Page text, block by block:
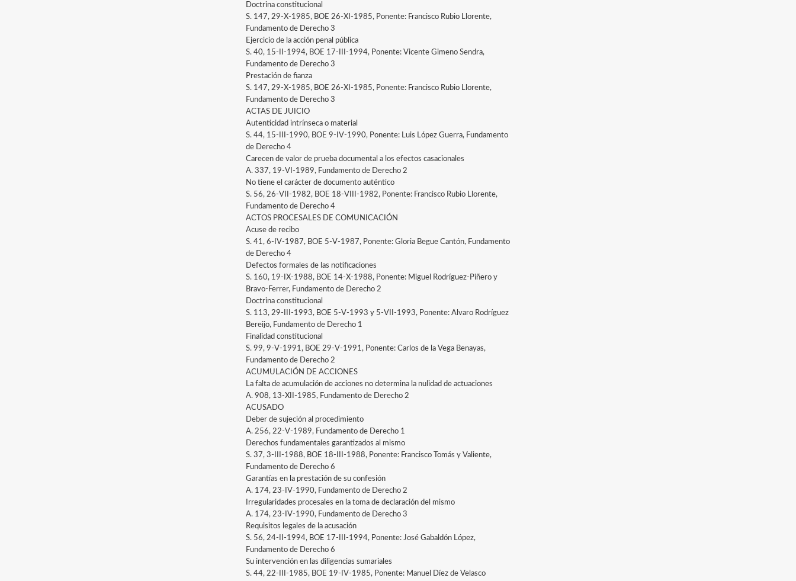
Doctrina constitucional
S. 147, 29-X-1985, BOE 26-XI-1985, Ponente: Francisco Rubio Llorente,
Fundamento de Derecho 3
Ejercicio de la acción penal pública
S. 40, 15-II-1994, BOE 17-III-1994, Ponente: Vicente Gimeno Sendra,
Fundamento de Derecho 3
Prestación de fianza
S. 147, 29-X-1985, BOE 26-XI-1985, Ponente: Francisco Rubio Llorente,
Fundamento de Derecho 3
ACTAS DE JUICIO
Autenticidad intrínseca o material
S. 44, 15-III-1990, BOE 9-IV-1990, Ponente: Luis López Guerra, Fundamento
de Derecho 4
Carecen de valor de prueba documental a los efectos casacionales
A. 337, 19-VI-1989, Fundamento de Derecho 2
No tiene el carácter de documento auténtico
S. 56, 26-VII-1982, BOE 18-VIII-1982, Ponente: Francisco Rubio Llorente,
Fundamento de Derecho 4
ACTOS PROCESALES DE COMUNICACIÓN
Acuse de recibo
S. 41, 6-IV-1987, BOE 5-V-1987, Ponente: Gloria Begue Cantón, Fundamento
de Derecho 4
Defectos formales de las notificaciones
S. 160, 19-IX-1988, BOE 14-X-1988, Ponente: Miguel Rodríguez-Piñero y
Bravo-Ferrer, Fundamento de Derecho 2
Doctrina constitucional
S. 113, 29-III-1993, BOE 5-V-1993 y 5-VII-1993, Ponente: Alvaro Rodríguez
Bereijo, Fundamento de Derecho 1
Finalidad constitucional
S. 99, 9-V-1991, BOE 29-V-1991, Ponente: Carlos de la Vega Benayas,
Fundamento de Derecho 2
ACUMULACIÓN DE ACCIONES
La falta de acumulación de acciones no determina la nulidad de actuaciones
A. 908, 13-XII-1985, Fundamento de Derecho 2
ACUSADO
Deber de sujeción al procedimiento
A. 256, 22-V-1989, Fundamento de Derecho 1
Derechos fundamentales garantizados al mismo
S. 37, 3-III-1988, BOE 18-III-1988, Ponente: Francisco Tomás y Valiente,
Fundamento de Derecho 6
Garantías en la prestación de su confesión
A. 174, 23-IV-1990, Fundamento de Derecho 2
Irregularidades procesales en la toma de declaración del mismo
A. 174, 23-IV-1990, Fundamento de Derecho 3
Requisitos legales de la acusación
S. 56, 24-II-1994, BOE 17-III-1994, Ponente: José Gabaldón López,
Fundamento de Derecho 6
Su intervención en las diligencias sumariales
S. 44, 22-III-1985, BOE 19-IV-1985, Ponente: Manuel Díez de Velasco